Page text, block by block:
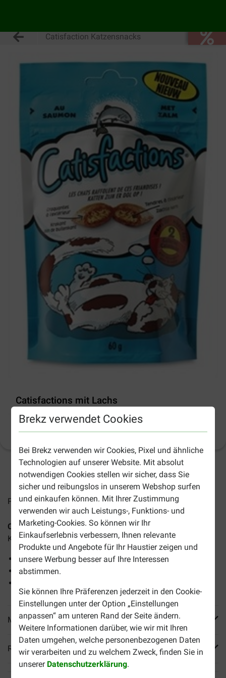
Brekz verwendet Cookies
Bei Brekz verwenden wir Cookies, Pixel und ähnliche
Technologien auf unserer Website. Mit absolut
notwendigen Cookies stellen wir sicher, dass Sie
sicher und reibungslos in unserem Webshop surfen
und einkaufen können. Mit Ihrer Zustimmung
verwenden wir auch Leistungs-, Funktions- und
Marketing-Cookies. So können wir Ihr
Einkaufserlebnis verbessern, Ihnen relevante
Produkte und Angebote für Ihr Haustier zeigen und
unsere Werbung besser auf Ihre Interessen
abstimmen.
Sie können Ihre Präferenzen jederzeit in den Cookie-
Einstellungen unter der Option „Einstellungen
anpassen“ am unteren Rand der Seite ändern.
Weitere Informationen darüber, wie wir mit Ihren
Daten umgehen, welche personenbezogenen Daten
wir verarbeiten und zu welchem Zweck, finden Sie in
unserer Datenschutzerklärung.
Catisfaction Katzensnacks
Catisfactions mit Lachs
(9) Produktinformation
3-5 Arbeitstage, sofern nicht anders angegeben
Preise inkl. MwSt zzgl.Versandkosten
Catisfactions mit Lachssind köstliche Leckerli für Ihre
Katze.
Proteinreich
Knusprige Kissen mit weicher Füllung
Mehr Produktinfos
Reviews